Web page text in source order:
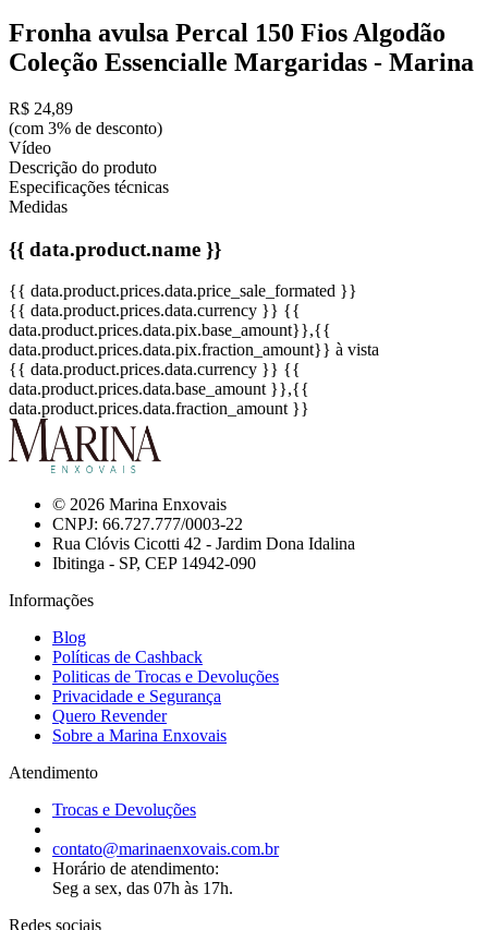
Fronha avulsa Percal 150 Fios Algodão
Coleção Essencialle Margaridas - Marina
R$ 24,89
(com 3% de desconto)
Vídeo
Descrição do produto
Especificações técnicas
Medidas
{{ data.product.name }}
{{ data.product.prices.data.price_sale_formated }}
{{ data.product.prices.data.currency }} {{
data.product.prices.data.pix.base_amount}},{{
data.product.prices.data.pix.fraction_amount}} à vista
{{ data.product.prices.data.currency }} {{
data.product.prices.data.base_amount }},{{
data.product.prices.data.fraction_amount }}
© 2026 Marina Enxovais
CNPJ: 66.727.777/0003-22
Rua Clóvis Cicotti 42 - Jardim Dona Idalina
Ibitinga - SP, CEP 14942-090
Informações
Blog
Políticas de Cashback
Politicas de Trocas e Devoluções
Privacidade e Segurança
Quero Revender
Sobre a Marina Enxovais
Atendimento
Trocas e Devoluções
contato@marinaenxovais.com.br
Horário de atendimento:
Seg a sex, das 07h às 17h.
Redes sociais